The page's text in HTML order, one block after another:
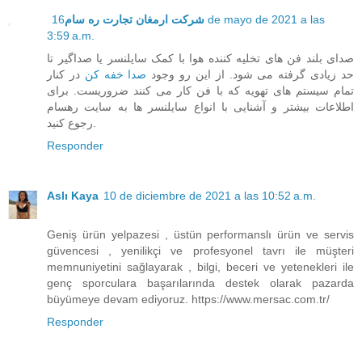
شرکت ارمغان تجارت ره سام16 de mayo de 2021 a las
3:59 a.m.
صدای بلند فن های تخلیه کننده هوا با کمک سایلنسر یا صداگیر تا
حد زیادی گرفته می شود. از این رو وجود صدا خفه کن در کنار
تمام سیستم های تهویه که با فن کار می کنند ضروریست. برای
اطلاعات بیشتر و آشنایی با انواع سایلنسر ها به سایت رهسام
Responder
Aslı Kaya 10 de diciembre de 2021 a las 10:52 a.m.
Geniş ürün yelpazesi , üstün performanslı ürün ve servis
güvencesi , yenilikçi ve profesyonel tavrı ile müşteri
memnuniyetini sağlayarak , bilgi, beceri ve yetenekleri ile
genç sporculara başarılarında destek olarak pazarda
büyümeye devam ediyoruz. https://www.mersac.com.tr/
Responder